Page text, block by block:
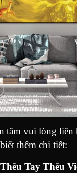
tâm vui lòng liên
thêm chi tiết:
Tay Thêu